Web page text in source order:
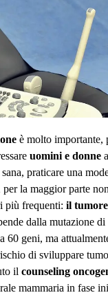
è molto importante,
uomini e donne
praticare una
la maggior parte
più frequenti: il
dalla mutazione di
geni, ma
di sviluppare
il counseling
mammaria in fase